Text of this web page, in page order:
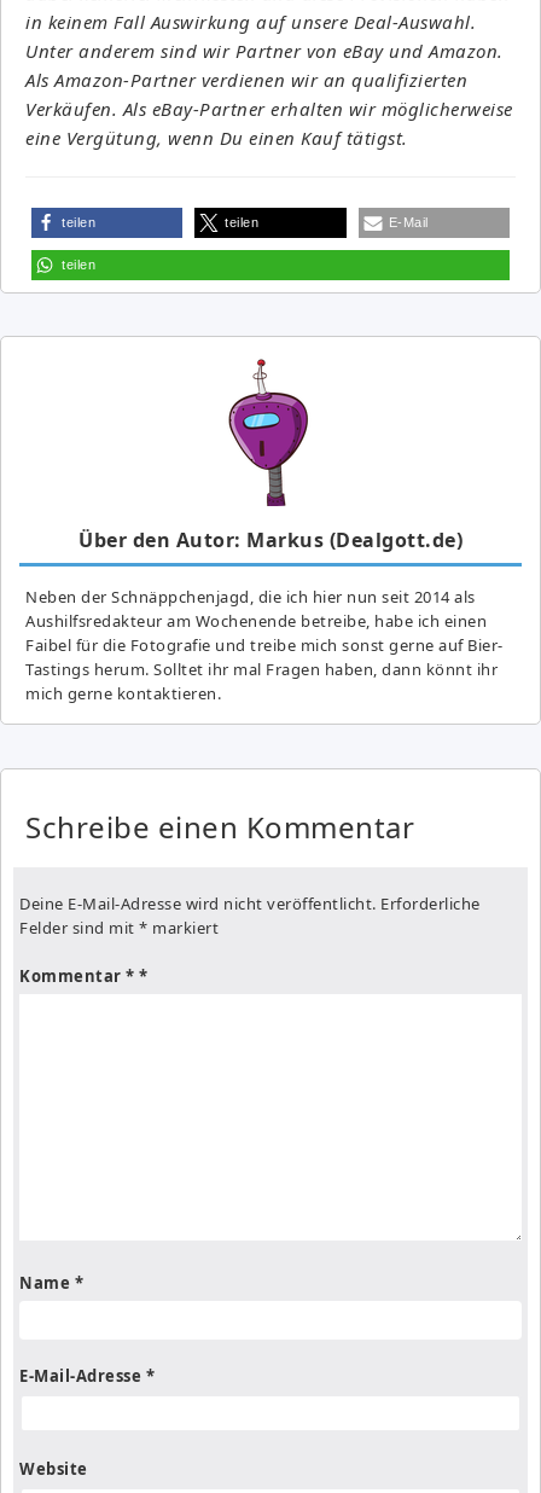
in keinem Fall Auswirkung auf unsere Deal-Auswahl.
Unter anderem sind wir Partner von eBay und Amazon.
Als Amazon-Partner verdienen wir an qualifizierten
Verkäufen. Als eBay-Partner erhalten wir möglicherweise
eine Vergütung, wenn Du einen Kauf tätigst.
teilen teilen E-Mail
teilen
Über den Autor: Markus (Dealgott.de)
Neben der Schnäppchenjagd, die ich hier nun seit 2014 als
Aushilfsredakteur am Wochenende betreibe, habe ich einen
Faibel für die Fotografie und treibe mich sonst gerne auf Bier-
Tastings herum. Solltet ihr mal Fragen haben, dann könnt ihr
mich gerne kontaktieren.
Schreibe einen Kommentar
Deine E-Mail-Adresse wird nicht veröffentlicht. Erforderliche
Felder sind mit * markiert
Kommentar *
Name *
E-Mail-Adresse *
Website